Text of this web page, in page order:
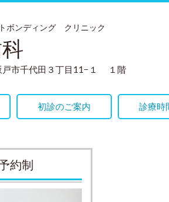
ボンディング クリニック
戸市千代田３丁目11−１ １階
初診のご案内 診療時
約制